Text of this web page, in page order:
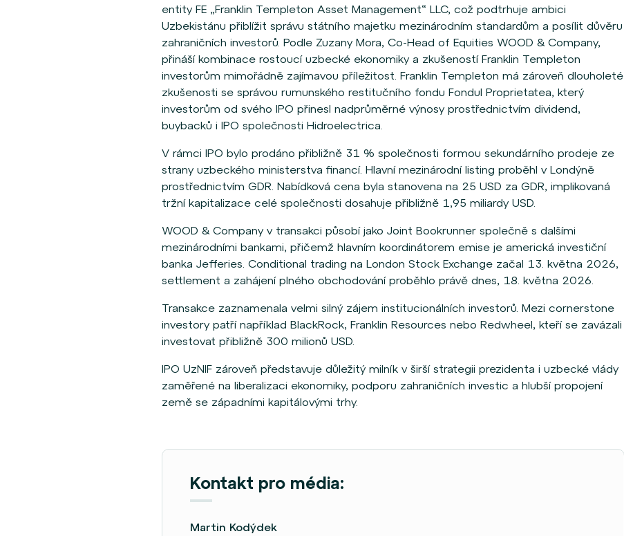
entity FE „Franklin Templeton Asset Management“ LLC, což podtrhuje ambici
Uzbekistánu přiblížit správu státního majetku mezinárodním standardům a posílit důvěru
zahraničních investorů. Podle Zuzany Mora, Co-Head of Equities WOOD & Company,
přináší kombinace rostoucí uzbecké ekonomiky a zkušeností Franklin Templeton
investorům mimořádně zajímavou příležitost. Franklin Templeton má zároveň dlouholeté
zkušenosti se správou rumunského restitučního fondu Fondul Proprietatea, který
investorům od svého IPO přinesl nadprůměrné výnosy prostřednictvím dividend,
buybacků i IPO společnosti Hidroelectrica.
V rámci IPO bylo prodáno přibližně 31 % společnosti formou sekundárního prodeje ze
strany uzbeckého ministerstva financí. Hlavní mezinárodní listing proběhl v Londýně
prostřednictvím GDR. Nabídková cena byla stanovena na 25 USD za GDR, implikovaná
tržní kapitalizace celé společnosti dosahuje přibližně 1,95 miliardy USD.
WOOD & Company v transakci působí jako Joint Bookrunner společně s dalšími
mezinárodními bankami, přičemž hlavním koordinátorem emise je americká investiční
banka Jefferies. Conditional trading na London Stock Exchange začal 13. května 2026,
settlement a zahájení plného obchodování proběhlo právě dnes, 18. května 2026.
Transakce zaznamenala velmi silný zájem institucionálních investorů. Mezi cornerstone
investory patří například BlackRock, Franklin Resources nebo Redwheel, kteří se zavázali
investovat přibližně 300 milionů USD.
IPO UzNIF zároveň představuje důležitý milník v širší strategii prezidenta i uzbecké vlády
zaměřené na liberalizaci ekonomiky, podporu zahraničních investic a hlubší propojení
země se západními kapitálovými trhy.
Kontakt pro média:
Martin Kodýdek